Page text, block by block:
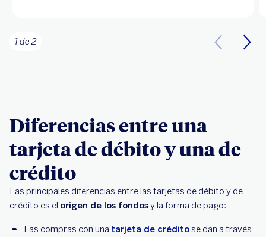
1 de 2
Diferencias entre una
tarjeta de débito y una de
crédito
Las principales diferencias entre las tarjetas de débito y de
crédito es el origen de los fondosy la forma de pago:
Las compras con una tarjeta de créditose dan a través